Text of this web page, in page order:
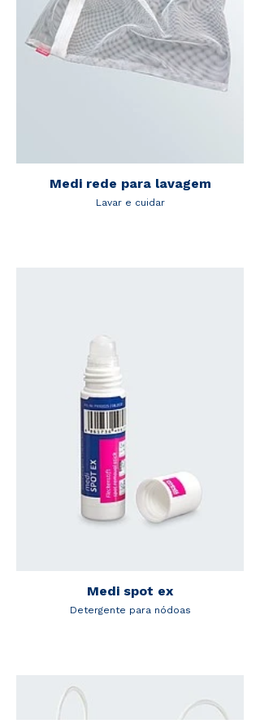
Medi rede para lavagem
Lavar e cuidar
Medi spot ex
Detergente para nódoas